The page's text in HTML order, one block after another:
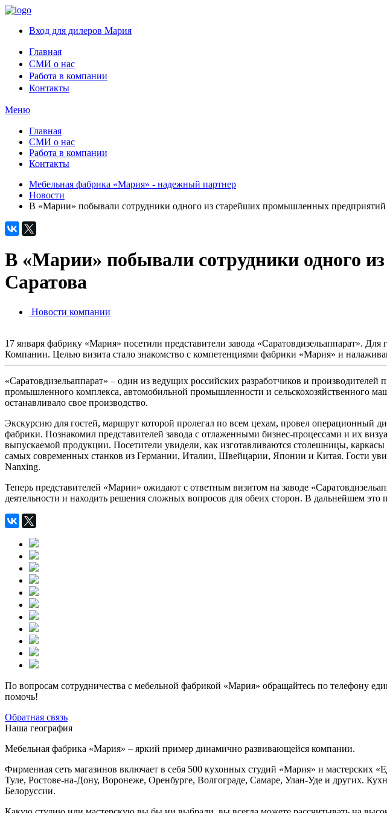
Вход для дилеров Мария
Главная
СМИ о нас
Работа в компании
Контакты
Меню
Главная
СМИ о нас
Работа в компании
Контакты
Мебельная фабрика «Мария» - надежный партнер
Новости
В «Марии» побывали сотрудники одного из старейших промышленных предприятий
В «Марии» побывали сотрудники одного
Саратова
Новости компании
17 января фабрику «Мария» посетили представители завода «Саратовдизельаппарат».
Компании. Целью визита стало знакомство с компетенциями фабрики «Мария» и
«Саратовдизельаппарат» – один из ведущих российских разработчиков и
промышленного комплекса, автомобильной промышленности и сельскохозяйственного
останавливало свое производство.
Экскурсию для гостей, маршрут которой пролегал по всем цехам, провел
фабрики. Познакомил представителей завода с отлаженными бизнес-процессами и их
выпускаемой продукции. Посетители увидели, как изготавливаются столешницы,
самых современных станков из Германии, Италии, Швейцарии, Японии и Китая. Гости
Nanxing.
Теперь представителей «Марии» ожидают с ответным визитом на заводе
деятельности и находить решения сложных вопросов для обеих сторон. В дальнейшем
По вопросам сотрудничества с мебельной фабрикой «Мария» обращайтесь по телефону
помочь!
Обратная связь
Наша география
Мебельная фабрика «Мария» – яркий пример динамично развивающейся компании.
Фирменная сеть магазинов включает в себя 500 кухонных студий «Мария» и мастерских
Туле, Ростове-на-Дону, Воронеже, Оренбурге, Волгограде, Самаре, Улан-Уде и других.
Белоруссии.